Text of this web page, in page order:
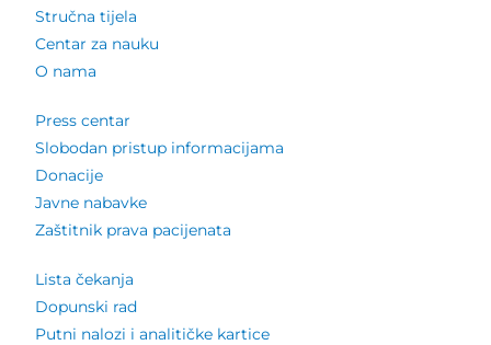
Stručna tijela
Centar za nauku
O nama
Press centar
Slobodan pristup informacijama
Donacije
Javne nabavke
Zaštitnik prava pacijenata
Lista čekanja
Dopunski rad
Putni nalozi i analitičke kartice